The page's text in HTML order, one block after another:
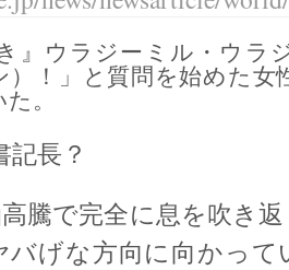
』ウラジーミル・ウラ
）！」と質問を始めた女
。
長？
騰で完全に息を吹き
バげな方向に向かって